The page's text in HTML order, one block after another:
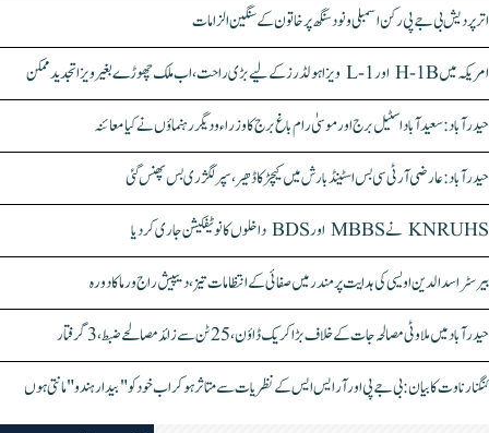
اتر پردیش بی جے پی رکن اسمبلی ونود سنگھ پر خاتون کے سنگین الزامات
امریکہ میں H-1B اور L-1 ویزا ہولڈرز کے لیے بڑی راحت، اب ملک چھوڑے بغیر ویزا تجدید ممکن
حیدرآباد: سعیدآباد اسٹیل برج اور موسیٰ رام باغ برج کا وزراء و دیگر رہنماؤں نے کیا معائنہ
حیدرآباد: عارضی آر ٹی سی بس اسٹینڈ بارش میں کیچڑ کا ڈھیر، سپر لگژری بس پھنس گئی
KNRUHS نے MBBS اور BDS داخلوں کا نوٹیفکیشن جاری کر دیا
بیرسٹر اسدالدین اویسی کی ہدایت پر مندر میں صفائی کے انتظامات تیز، دیپیش راج ورما کا دورہ
حیدرآباد میں ملاوٹی مصالحہ جات کے خلاف بڑا کریک ڈاؤن، 25 ٹن سے زائد مصالحے ضبط، 3 گرفتار
کنگنا رناوت کا بیان: بی جے پی اور آر ایس ایس کے نظریات سے متاثر ہو کر اب خود کو "بیدار ہندو" مانتی ہوں